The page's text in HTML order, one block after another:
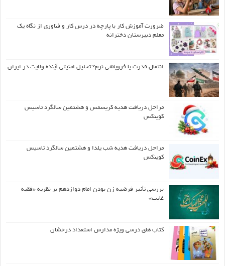
ضرورت آموزش کار با پارچه در درس کار و فناوری از نگاه یک
معلم دبیرستان دخترانه
انتقال قدرت یا فروپاشی نرم؟ تحلیل امنیتی آینده ولایت در ایران
مراحل دریافت هدیه کریسمس و هشتمین سالگرد تاسیس
کوینکس
مراحل دریافت هدیه شب یلدا و هشتمین سالگرد تاسیس
کوینکس
بررسی تأثیر فرضیه زن بودن امام دوازدهم بر نظریه «فقیه
غایب»
کتاب های درسی ویژه مدارس استعداد درخشان